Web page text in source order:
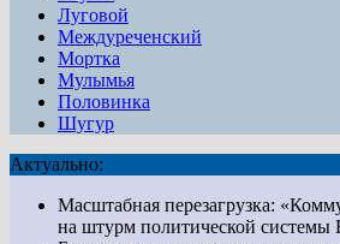
Луговой
Междуреченский
Мортка
Мулымья
Половинка
Шугур
Актуально:
Масштабная перезагрузка:
на штурм политической